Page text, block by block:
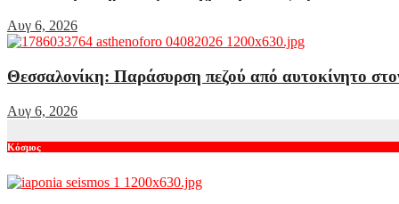
Αυγ 6, 2026
Θεσσαλονίκη: Παράσυρση πεζού από αυτοκίνητο
Αυγ 6, 2026
Κόσμος